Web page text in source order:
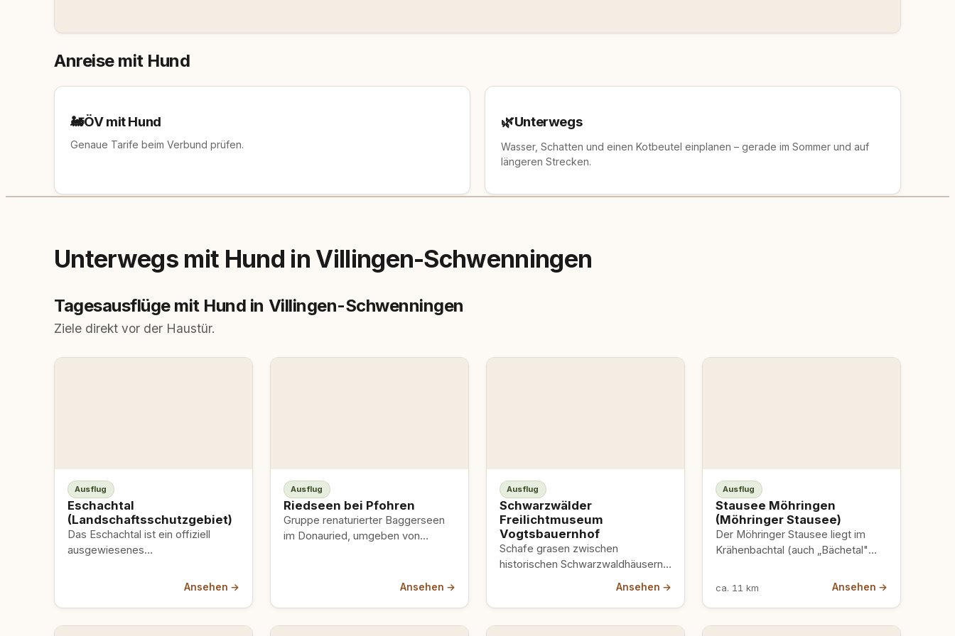
Anreise mit Hund
🚂ÖV mit Hund
Genaue Tarife beim Verbund prüfen.
🌿Unterwegs
Wasser, Schatten und einen Kotbeutel einplanen – gerade im Sommer und auf
längeren Strecken.
Unterwegs mit Hund in Villingen-Schwenningen
Tagesausflüge mit Hund in Villingen-Schwenningen
Ziele direkt vor der Haustür.
Ausflug
Eschachtal
(Landschaftsschutzgebiet)
Das Eschachtal ist ein offiziell
ausgewiesenes
Rottweil mit naturbelassenen
Wiesen, sanfte Hügel…
Ansehen →
Ausflug
Riedseen bei Pfohren
Gruppe renaturierter Baggerseen
im Donauried, umgeben von
und Biberspuren am Ufer –…Ansehen →
Ausflug
Schwarzwälder
Freilichtmuseum
Vogtsbauernhof
Schafe grasen zwischen
historischen Schwarzwaldhäusern,
Hühner laufen quer über den Weg,
Klingt idyllisch…
Ansehen →
Ausflug
Stausee Möhringen
(Möhringer Stausee)
Der Möhringer Stausee liegt im
Krähenbachtal (auch „Bächetal"
und ist ein naturnaher Stausee mit…
ca. 11 km Ansehen →